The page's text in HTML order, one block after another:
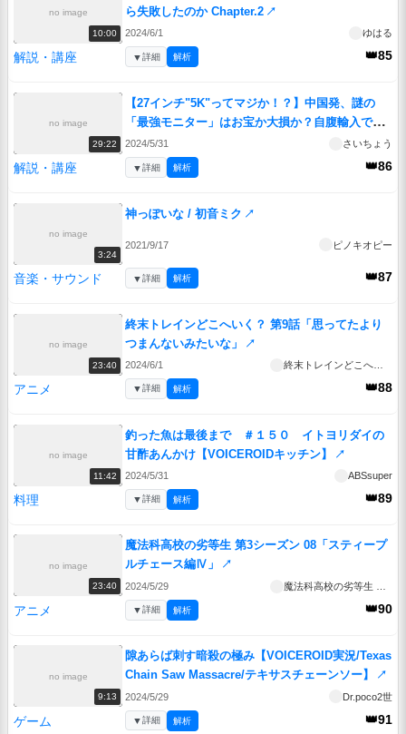
no image
10:00
ら失敗したのか Chapter.2 ↗
2024/6/1 ゆはる
解説・講座 👑85
▼詳細 解析
no image
29:22
【27インチ"5K"ってマジか！？】中国発、謎の
「最強モニター」はお宝か大損か？自腹輸入で
「正体」が判明！
2024/5/31 さいちょう
解説・講座 👑86
▼詳細 解析
no image
3:24
神っぽいな / 初音ミク ↗
2021/9/17 ピノキオピー
音楽・サウンド 👑87
▼詳細 解析
no image
23:40
終末トレインどこへいく？ 第9話「思ってたより
つまんないみたいな」
↗
2024/6/1
アニメ 👑88
▼詳細 解析
no image
11:42
釣った魚は最後まで ＃１５０ イトヨリダイの
甘酢あんかけ【VOICEROIDキッチン】
↗
2024/5/31 ABSsuper
料理 👑89
▼詳細 解析
no image
23:40
魔法科高校の劣等生 第3シーズン 08「スティープ
ルチェース編Ⅳ」
↗
2024/5/29
アニメ 👑90
▼詳細 解析
no image
9:13
隙あらば刺す暗殺の極み【VOICEROID実況/Texas
Chain Saw Massacre/テキサスチェーンソー】
↗
2024/5/29 Dr.poco2世
ゲーム 👑91
▼詳細 解析